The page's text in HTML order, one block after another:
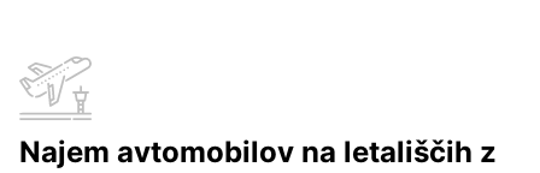
Najem avtomobilov na letališčih z